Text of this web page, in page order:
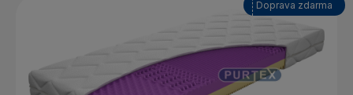
Doprava zdarma